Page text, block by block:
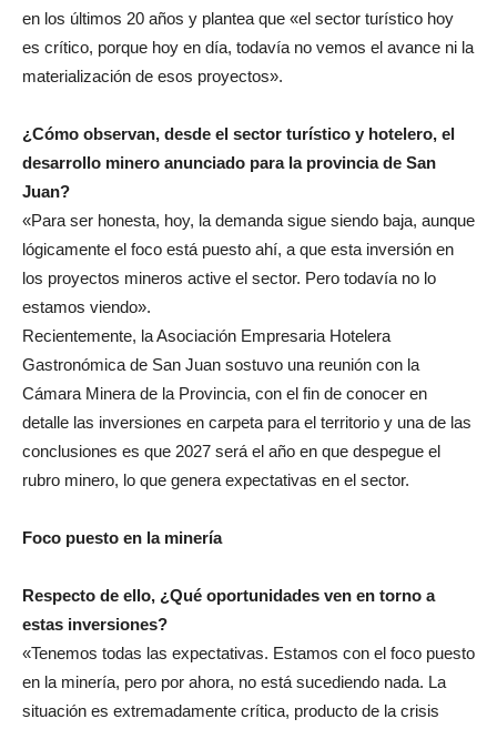
en los últimos 20 años y plantea que «el sector turístico hoy
es crítico, porque hoy en día, todavía no vemos el avance ni la
materialización de esos proyectos».
¿Cómo observan, desde el sector turístico y hotelero, el
desarrollo minero anunciado para la provincia de San
Juan?
«Para ser honesta, hoy, la demanda sigue siendo baja, aunque
lógicamente el foco está puesto ahí, a que esta inversión en
los proyectos mineros active el sector. Pero todavía no lo
estamos viendo».
Recientemente, la Asociación Empresaria Hotelera
Gastronómica de San Juan sostuvo una reunión con la
Cámara Minera de la Provincia, con el fin de conocer en
detalle las inversiones en carpeta para el territorio y una de las
conclusiones es que 2027 será el año en que despegue el
rubro minero, lo que genera expectativas en el sector.
Foco puesto en la minería
Respecto de ello, ¿Qué oportunidades ven en torno a
estas inversiones?
«Tenemos todas las expectativas. Estamos con el foco puesto
en la minería, pero por ahora, no está sucediendo nada. La
situación es extremadamente crítica, producto de la crisis